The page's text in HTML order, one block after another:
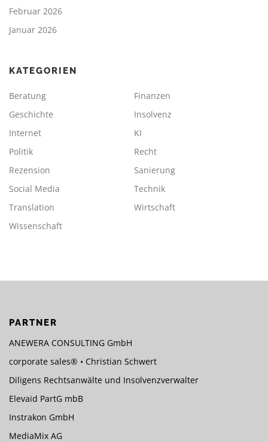
Februar 2026
Januar 2026
KATEGORIEN
Beratung
Finanzen
Geschichte
Insolvenz
Internet
KI
Politik
Recht
Rezension
Sanierung
Social Media
Technik
Translation
Wirtschaft
Wissenschaft
PARTNER
ANEWERA CONSULTING GmbH
corporate sales® • Christian Schwert
Diligens Rechtsanwälte und Insolvenzverwalter
Elevaid PartG mbB
Instrakon GmbH
MediaMix AG